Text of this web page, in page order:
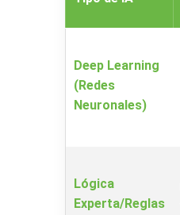
Deep Learning
(Redes
Neuronales)
Lógica
Experta/Reglas